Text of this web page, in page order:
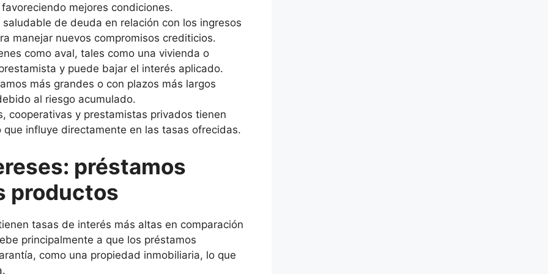
mejores condiciones.
de deuda en relación con los ingresos
manejar nuevos compromisos crediticios.
como aval, tales como una vivienda o
y puede bajar el interés aplicado.
más grandes o con plazos más largos
al riesgo acumulado.
cooperativas y prestamistas privados tienen
influye directamente en las tasas ofrecidas.
préstamos
productos
tasas de interés más altas en comparación
principalmente a que los préstamos
como una propiedad inmobiliaria, lo que